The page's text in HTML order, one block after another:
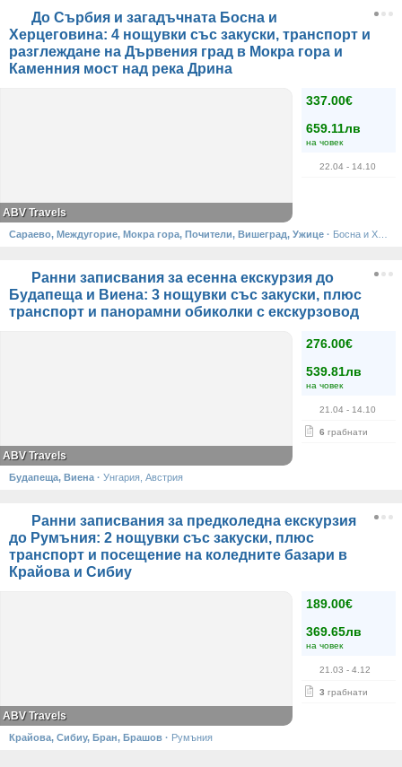
До Сърбия и загадъчната Босна и
Херцеговина: 4 нощувки със закуски, транспорт и
разглеждане на Дървения град в Мокра гора и
Каменния мост над река Дрина
337.00€
659.11лв
на човек
22.04 - 14.10
ABV Travels
Сараево, Междугорие, Мокра гора, Почители, Вишеград, Ужице · Босна и Херцеговина, Сърбия
Ранни записвания за есенна екскурзия до
Будапеща и Виена: 3 нощувки със закуски, плюс
транспорт и панорамни обиколки с екскурзовод
276.00€
539.81лв
на човек
21.04 - 14.10
6 грабнати
ABV Travels
Будапеща, Виена · Унгария, Австрия
Ранни записвания за предколедна екскурзия
до Румъния: 2 нощувки със закуски, плюс
транспорт и посещение на коледните базари в
Крайова и Сибиу
189.00€
369.65лв
на човек
21.03 - 4.12
3 грабнати
ABV Travels
Крайова, Сибиу, Бран, Брашов · Румъния